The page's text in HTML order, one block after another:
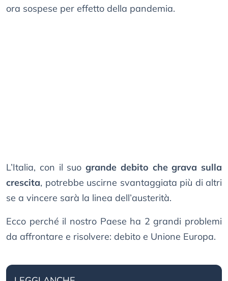
ora sospese per effetto della pandemia.
L’Italia, con il suo grande debito che grava sulla
crescita, potrebbe uscirne svantaggiata più di altri
se a vincere sarà la linea dell’austerità.
Ecco perché il nostro Paese ha 2 grandi problemi
da affrontare e risolvere: debito e Unione Europa.